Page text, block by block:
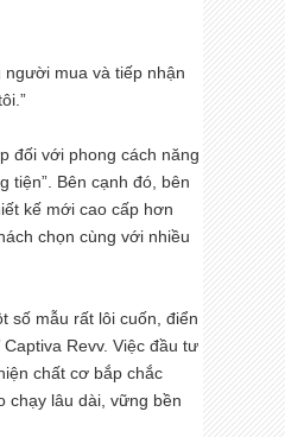
mua và tiếp nhận
đối với phong cách năng
tiện”. Bên cạnh đó, bên
kế mới cao cấp hơn
chọn cùng với nhiều
số mẫu rất lôi cuốn, điển
Revv. Việc đầu tư
chất cơ bắp chắc
chạy lâu dài, vững bền